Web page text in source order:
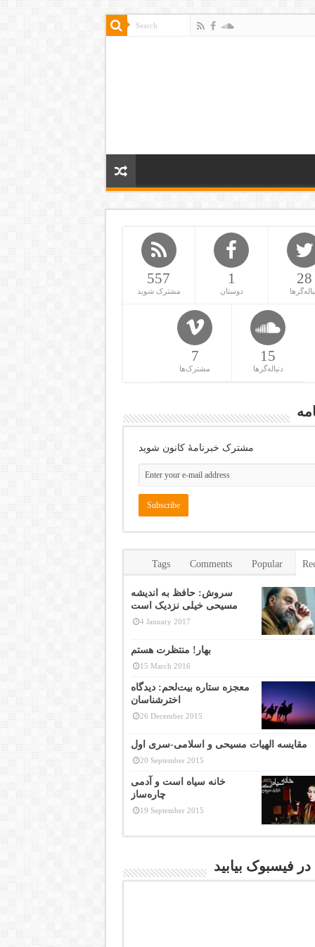
557
مشترک شوید
1
دوستان
28
7
مشترک‌ها
15
دنباله‌گرها
مشترک خبرنامهٔ کانون شوید
Popular
Comments
Tags
سروش: حافظ به اندیشه
مسیحی خیلی نزدیک است
4 January 2017
بهار! منتظرت هستم
15 March 2016
معجزه ستاره بیت‌لحم: دیدگاه
اخترشناسان
26 December 2015
مقایسه الهیات مسیحی و اسلامی-سری اول
20 September 2015
خانه سیاه است و آدمی
چاره‌ساز
19 September 2015
در فیسبوک بیابید